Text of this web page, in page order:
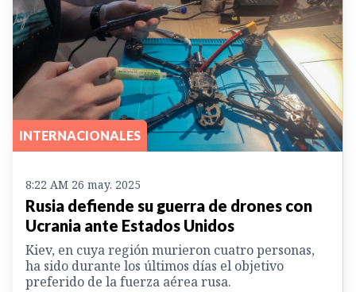
INTERNACIONALES
8:22 AM 26 may. 2025
Rusia defiende su guerra de drones con
Ucrania ante Estados Unidos
Kiev, en cuya región murieron cuatro personas,
ha sido durante los últimos días el objetivo
preferido de la fuerza aérea rusa.